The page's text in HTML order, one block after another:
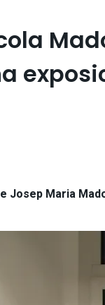
Josep Maria